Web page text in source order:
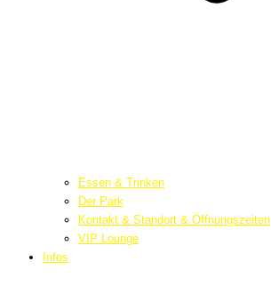
Essen & Trinken
Der Park
Kontakt & Standort & Öffnungszeiten
VIP Lounge
Infos